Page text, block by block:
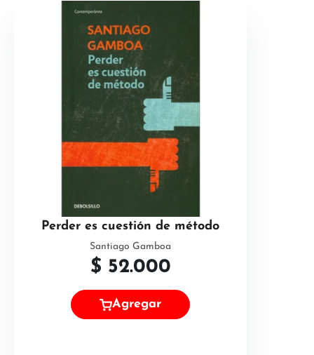
Perder es cuestión de método
Santiago Gamboa
$ 52.000
Agregar